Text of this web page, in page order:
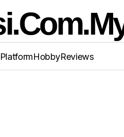
PlatformHobbyReviews